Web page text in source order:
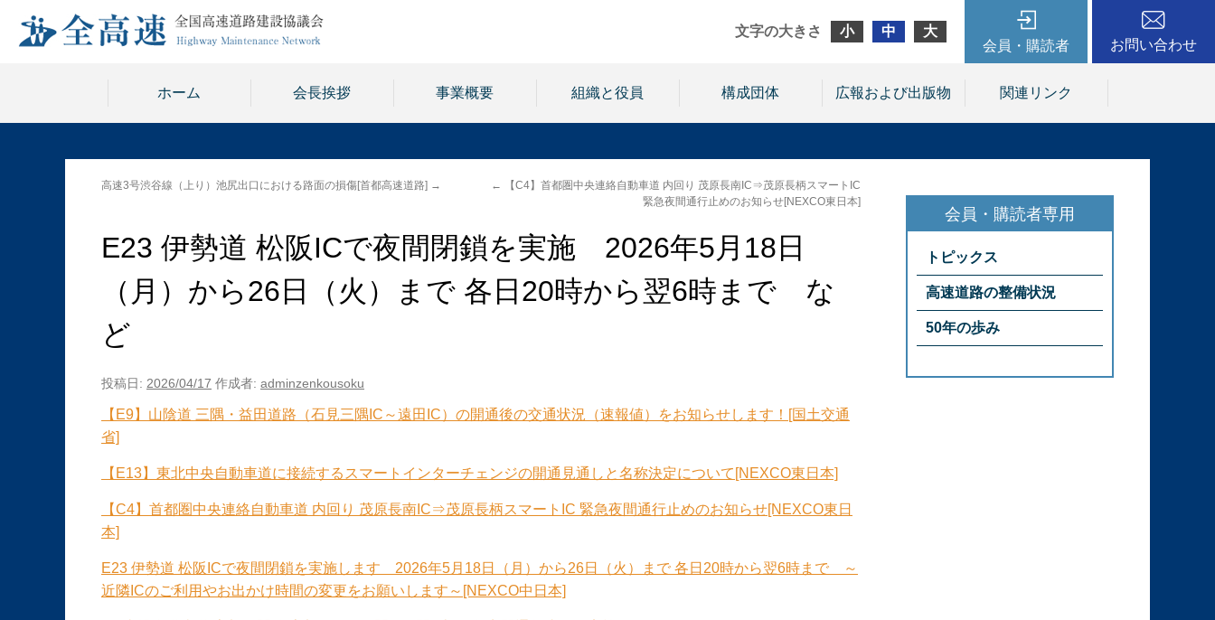
文字の大きさ 小 中
大
会員・購読者
お問い合わせ
ホーム 会長挨拶 事業概要 組織と役員 構成団体 広報および出版物 関連リンク
←
【C4】首都圏中央連絡自動車道 内回り 茂原長南IC⇒茂原長柄スマートIC
緊急夜間通行止めのお知らせ[NEXCO東日本]
高速3号渋谷線（上り）池尻出口における路面の損傷[首都高速道路] →
E23 伊勢道 松阪ICで夜間閉鎖を実施 2026年5月18日
（月）から26日（火）まで 各日20時から翌6時まで な
ど
投稿日: 2026/04/17 作成者: adminzenkousoku
【E9】山陰道 三隅・益田道路（石見三隅IC～遠田IC）の開通後の交通状況（速報値）をお知らせします！[国土交通
省]
【E13】東北中央自動車道に接続するスマートインターチェンジの開通見通しと名称決定について[NEXCO東日本]
【C4】首都圏中央連絡自動車道 内回り 茂原長南IC⇒茂原長柄スマートIC 緊急夜間通行止めのお知らせ[NEXCO東日
本]
E23 伊勢道 松阪ICで夜間閉鎖を実施します 2026年5月18日（月）から26日（火）まで 各日20時から翌6時まで ～
近隣ICのご利用やお出かけ時間の変更をお願いします～[NEXCO中日本]
トピックス
高速道路の整備状況
50年の歩み